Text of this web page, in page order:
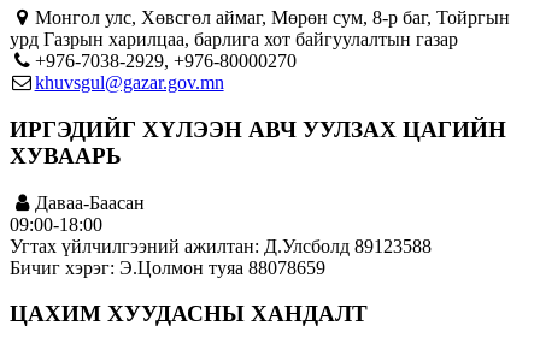
Монгол улс, Хөвсгөл аймаг, Мөрөн сум, 8-р баг, Тойргын
урд Газрын харилцаа, барлига хот байгуулалтын газар
+976-7038-2929, +976-80000270
khuvsgul@gazar.gov.mn
ИРГЭДИЙГ ХҮЛЭЭН АВЧ УУЛЗАХ ЦАГИЙН
ХУВААРЬ
Даваа-Баасан
09:00-18:00
Угтах үйлчилгээний ажилтан: Д.Улсболд 89123588
Бичиг хэрэг: Э.Цолмон туяа 88078659
ЦАХИМ ХУУДАСНЫ ХАНДАЛТ